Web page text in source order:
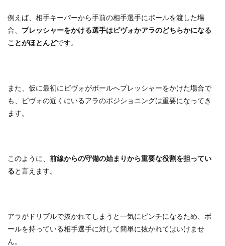
例えば、相手キーパーから手前の相手選手にボールを渡した場
合、 プレッシャーをかける選手はピヴォかアラのどちらかになる
ことがほとんどです。
また、仮に最初にピヴォがボールへプレッシャーをかけた場合で
も、ピヴォの近くにいるアラのポジショニングは重要になってき
ます。
このように、 前線からの守備の始まりから重要な役割を担ってい
ると言えます。
アラがドリブルで抜かれてしまうと一気にピンチになるため、ボ
ールを持っている相手選手に対して簡単に抜かれてはいけませ
ん。